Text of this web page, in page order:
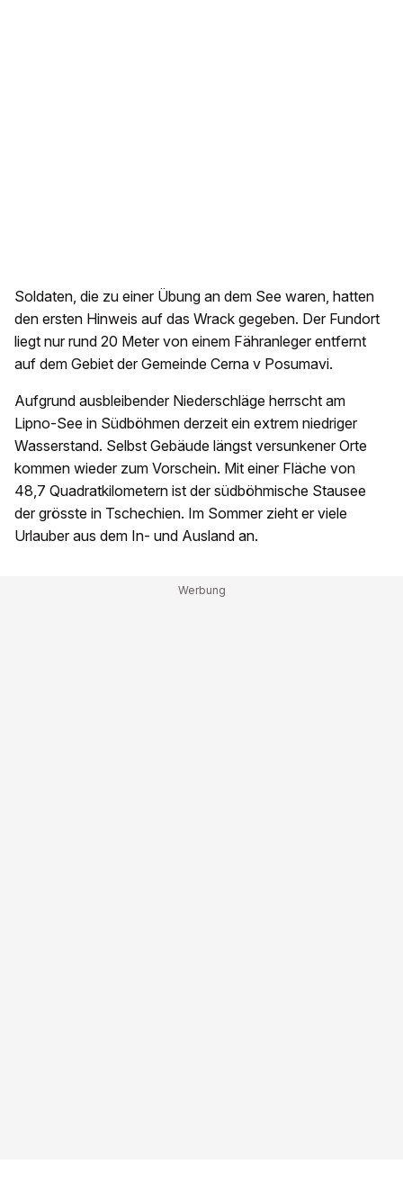
Soldaten, die zu einer Übung an dem See waren, hatten
den ersten Hinweis auf das Wrack gegeben. Der Fundort
liegt nur rund 20 Meter von einem Fähranleger entfernt
auf dem Gebiet der Gemeinde Cerna v Posumavi.
Aufgrund ausbleibender Niederschläge herrscht am
Lipno-See in Südböhmen derzeit ein extrem niedriger
Wasserstand. Selbst Gebäude längst versunkener Orte
kommen wieder zum Vorschein. Mit einer Fläche von
48,7 Quadratkilometern ist der südböhmische Stausee
der grösste in Tschechien. Im Sommer zieht er viele
Urlauber aus dem In- und Ausland an.